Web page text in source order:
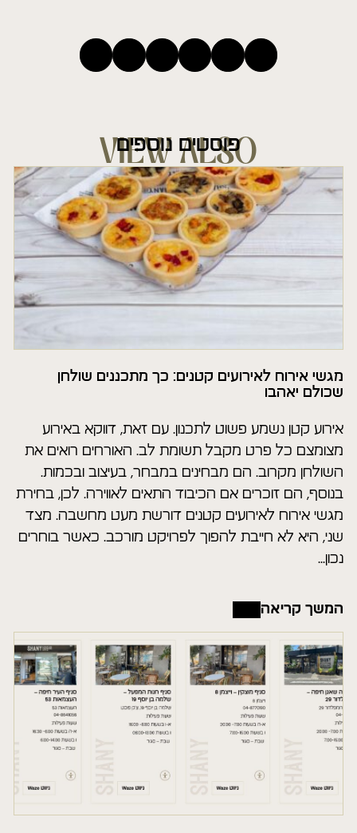
VIEW ALSO
פוסטים נוספים
מגשי אירוח לאירועים קטנים: כך מתכננים שולחן
שכולם יאהבו
אירוע קטן נשמע פשוט לתכנון. עם זאת, דווקא באירוע
מצומצם כל פרט מקבל תשומת לב. האורחים רואים את
השולחן מקרוב. הם מבחינים במבחר, בעיצוב ובכמות.
בנוסף, הם זוכרים אם הכיבוד התאים לאווירה. לכן, בחירת
מגשי אירוח לאירועים קטנים דורשת מעט מחשבה. מצד
שני, היא לא חייבת להפוך לפרויקט מורכב. כאשר בוחרים
נכון...
המשך קריאה